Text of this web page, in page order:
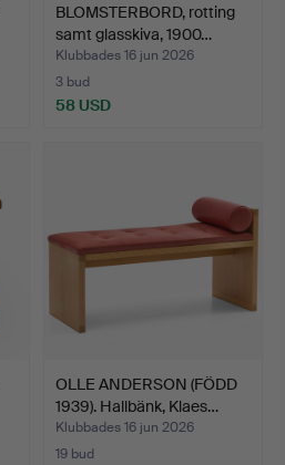
BLOMSTERBORD, rotting
samt glasskiva, 1900…
Klubbades 16 jun 2026
3 bud
58 USD
OLLE ANDERSON (FÖDD
1939). Hallbänk, Klaes…
Klubbades 16 jun 2026
19 bud